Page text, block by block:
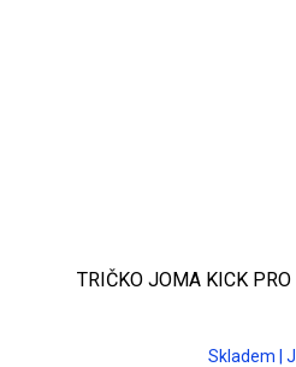
TRIČKO JOMA KICK
Skladem |